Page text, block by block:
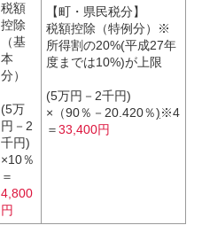
税額
控除
（基
本
分）
(5万
円－2
千円)
×10％
＝
4,800
円
【町・県民税分】
税額控除（特例分）※
所得割の20%(平成27年
度までは10%)が上限
(5万円－2千円)
×（90％－20.420％)※4
＝33,400円